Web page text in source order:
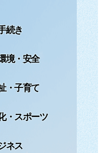
続き
境・安全
・子育て
・スポーツ
ネス